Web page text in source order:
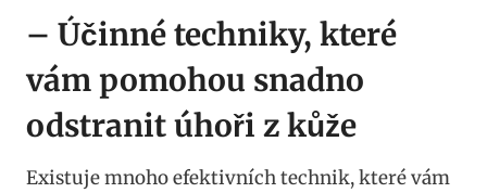
– Účinné techniky, které
vám pomohou snadno
odstranit úhoři z kůže
Existuje mnoho efektivních technik, které vám